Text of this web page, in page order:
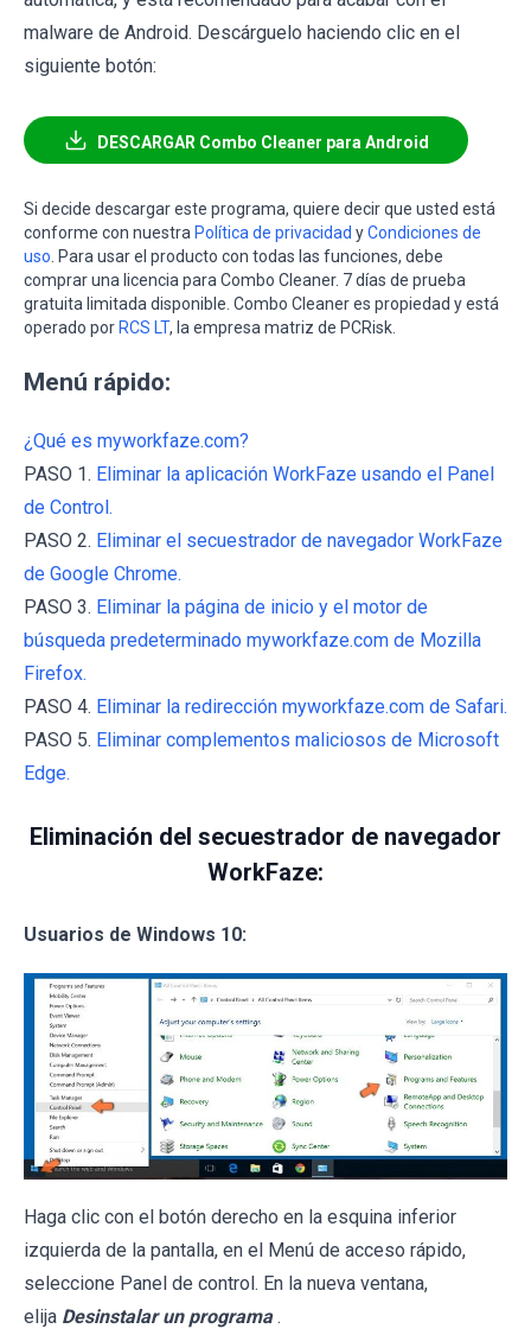
malware de Android. Descárguelo haciendo clic en el
siguiente botón:
DESCARGAR Combo Cleaner para Android
Si decide descargar este programa, quiere decir que usted está
conforme con nuestra Política de privacidad yCondiciones de
uso . Para usar el producto con todas las funciones, debe
comprar una licencia para Combo Cleaner. 7 días de prueba
gratuita limitada disponible. Combo Cleaner es propiedad y está
operado por RCS LT, la empresa matriz de PCRisk.
Menú rápido:
¿Qué es myworkfaze.com?
PASO 1. Eliminar la aplicación WorkFaze usando el Panel
de Control.
PASO 2. Eliminar el secuestrador de navegador WorkFaze
de Google Chrome.
PASO 3. Eliminar la página de inicio y el motor de
búsqueda predeterminado myworkfaze.com de Mozilla
Firefox.
PASO 4. Eliminar la redirección myworkfaze.com de Safari.
PASO 5. Eliminar complementos maliciosos de Microsoft
Edge.
Eliminación del secuestrador de navegador
WorkFaze:
Usuarios de Windows 10:
Haga clic con el botón derecho en la esquina inferior
izquierda de la pantalla, en el Menú de acceso rápido,
seleccione Panel de control. En la nueva ventana,
elija Desinstalar un programa .